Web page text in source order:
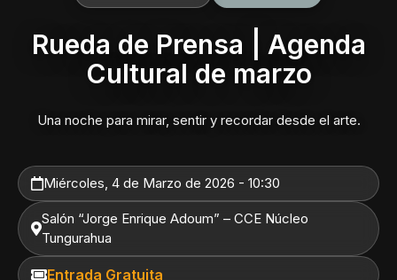
Rueda de Prensa | Agenda
Cultural de marzo
Una noche para mirar, sentir y recordar desde el arte.
Miércoles, 4 de Marzo de 2026 - 10:30
Salón “Jorge Enrique Adoum” – CCE Núcleo
Tungurahua
Entrada Gratuita